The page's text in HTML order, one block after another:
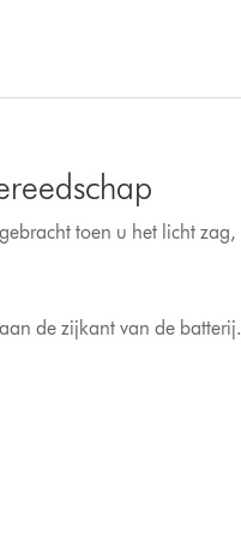
toen u het licht zag,
de zijkant van de batterij.